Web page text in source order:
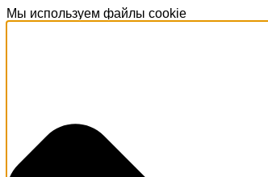
Мы используем файлы cookie